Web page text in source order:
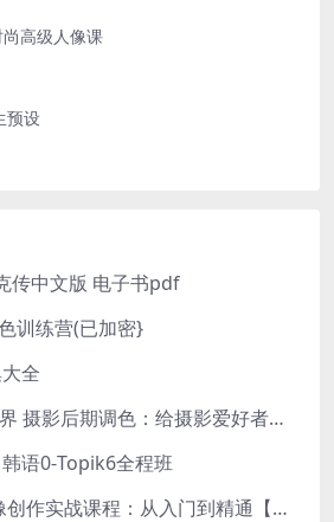
尚高级人像课
预设
传中文版 电子书pdf
训练营(已加密}
全
Thomas看看世界 摄影后期调色：给摄影爱好者的色彩课 网盘下载
语0-Topik6全程班
陈老师 手机影像创作实战课程：从入门到精通【完结】